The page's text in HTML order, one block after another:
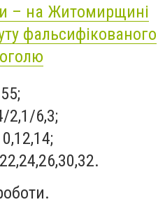
– на Житомирщині
фальсифікованого
2,1/6,3;